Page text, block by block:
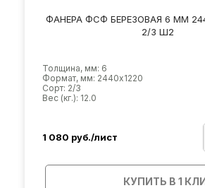
ФАНЕРА ФСФ БЕРЕЗОВАЯ 6 ММ
2/3 Ш2
Толщина, мм: 6
Формат, мм: 2440х1220
Сорт: 2/3
Вес (кг.): 12.0
1 080 руб./лист
КУПИТЬ В 1